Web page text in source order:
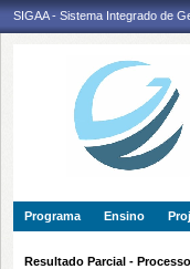
SIGAA - Sistema Integrado de
Programa Ensino
Resultado Parcial -